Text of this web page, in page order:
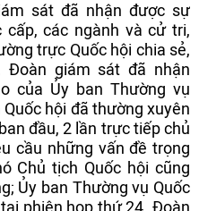
sát đã nhận được sự
các ngành và cử tri,
trực Quốc hội chia sẻ,
Đoàn giám sát đã nhận
của Ủy ban Thường vụ
hội đã thường xuyên
đầu, 2 lần trực tiếp chủ
cầu những vấn đề trọng
Chủ tịch Quốc hội cũng
Ủy ban Thường vụ Quốc
phiên họp thứ 24. Đoàn